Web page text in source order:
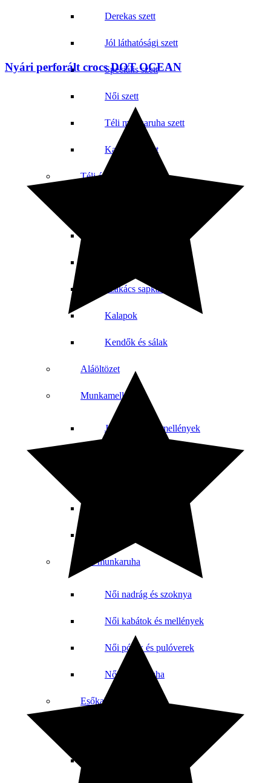
Derekas szett
Jól láthatósági szett
Speciális szett
Női szett
Téli munkaruha szett
Kantáros szett
Téli és nyári sapkák
Szakács sapkák
Kalapok
Kendők és sálak
Aláöltözet
Munkamellény
Jól láthatósági mellények
Női munkaruha
Női nadrág és szoknya
Női kabátok és mellények
Női pólók és pulóverek
Női orvosi ruha
Esőkabát
Nyári perforált crocs DOT OCEAN